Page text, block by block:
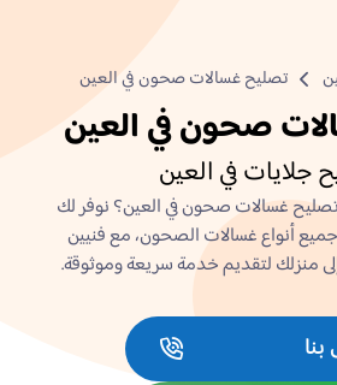
تصليح غسالات صحون في العين
صحون في العين
جلايات في العين
غسالات صحون في العين؟ نوفر لك
جميع أنواع غسالات الصحون، مع فنيين
منزلك لتقديم خدمة سريعة وموثوقة.